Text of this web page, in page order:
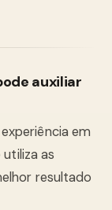
auxiliar
em
as
resultado